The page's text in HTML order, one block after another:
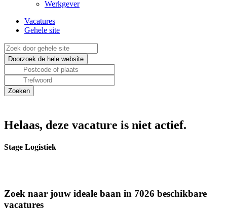
Werkgever
Vacatures
Gehele site
Helaas, deze vacature is niet actief.
Stage Logistiek
Zoek naar jouw ideale baan in 7026 beschikbare
vacatures